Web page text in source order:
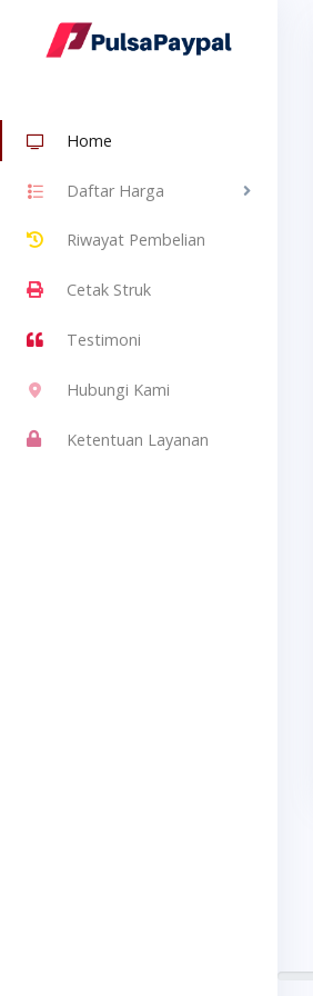
Home
Daftar Harga
Riwayat Pembelian
Cetak Struk
Testimoni
Hubungi Kami
Ketentuan Layanan